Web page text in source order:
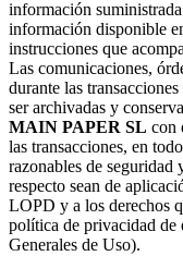
información
información disponible
instrucciones que
Las comunicaciones,
durante las transacciones
ser archivadas y
MAIN PAPER SL con
las transacciones, en
razonables de seguridad
respecto sean de
LOPD y a los derechos
política de privacidad
Generales de Uso).